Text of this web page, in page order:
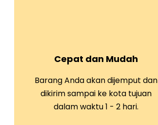
Cepat dan Mudah
Barang Anda akan dijemput dan
dikirim sampai ke kota tujuan
dalam waktu 1 - 2 hari.